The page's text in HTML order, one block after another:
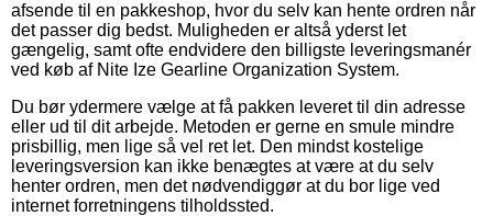
afsende til en pakkeshop, hvor du selv kan hente ordren når
det passer dig bedst. Muligheden er altså yderst let
gængelig, samt ofte endvidere den billigste leveringsmanér
ved køb af Nite Ize Gearline Organization System.
Du bør ydermere vælge at få pakken leveret til din adresse
eller ud til dit arbejde. Metoden er gerne en smule mindre
prisbillig, men lige så vel ret let. Den mindst kostelige
leveringsversion kan ikke benægtes at være at du selv
henter ordren, men det nødvendiggør at du bor lige ved
internet forretningens tilholdssted.